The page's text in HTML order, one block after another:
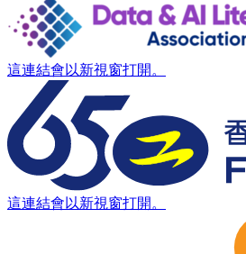
這連結會以新視窗打開。
這連結會以新視窗打開。